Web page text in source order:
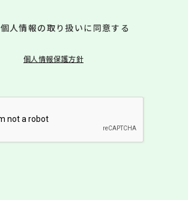
個人情報の取り扱いに同意する
個人情報保護方針